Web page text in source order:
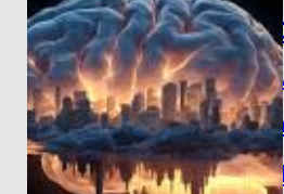
ARTE, CIENCIA